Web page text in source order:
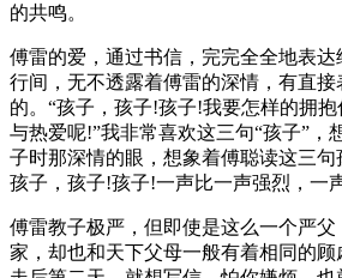
的共鸣。
傅雷的爱，通过书信，完完全全地表
行间，无不透露着傅雷的深情，有直
的。“孩子，孩子!孩子!我要怎样的拥
与热爱呢!”我非常喜欢这三句“孩子”，
子时那深情的眼，想象着傅聪读这三句
孩子，孩子!孩子!一声比一声强烈，一
傅雷教子极严，但即使是这么一个严
家，却也和天下父母一般有着相同的顾